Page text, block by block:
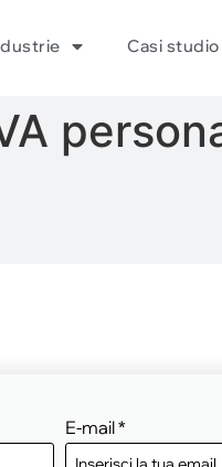
Casi studio
E-mail*